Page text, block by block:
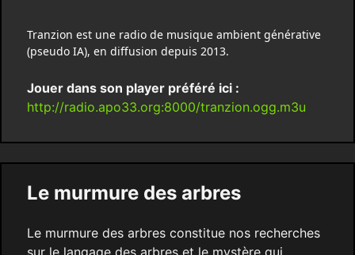
Tranzion est une radio de musique ambient générative
(pseudo IA), en diffusion depuis 2013.
Jouer dans son player préféré ici :
http://radio.apo33.org:8000/tranzion.ogg.m3u
Le murmure des arbres
Le murmure des arbres constitue nos recherches
sur le langage des arbres et le mystère qui